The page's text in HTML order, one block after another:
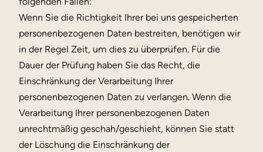
Wenn Sie die Richtigkeit Ihrer bei uns gespeicherten
personenbezogenen Daten bestreiten, benötigen wir
in der Regel Zeit, um dies zu überprüfen. Für die
Dauer der Prüfung haben Sie das Recht, die
Einschränkung der Verarbeitung Ihrer
personenbezogenen Daten zu verlangen. Wenn die
Verarbeitung Ihrer personenbezogenen Daten
unrechtmäßig geschah/geschieht, können Sie statt
der Löschung die Einschränkung der